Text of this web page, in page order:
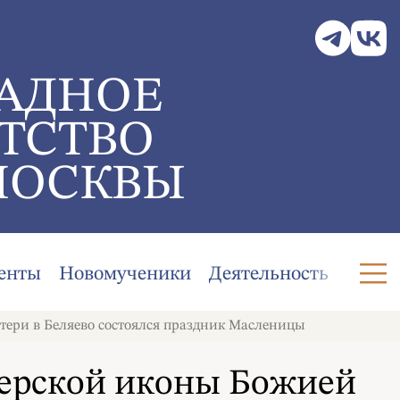
Новомученики Деятельность
в Беляево состоялся праздник Масленицы
иконы Божией